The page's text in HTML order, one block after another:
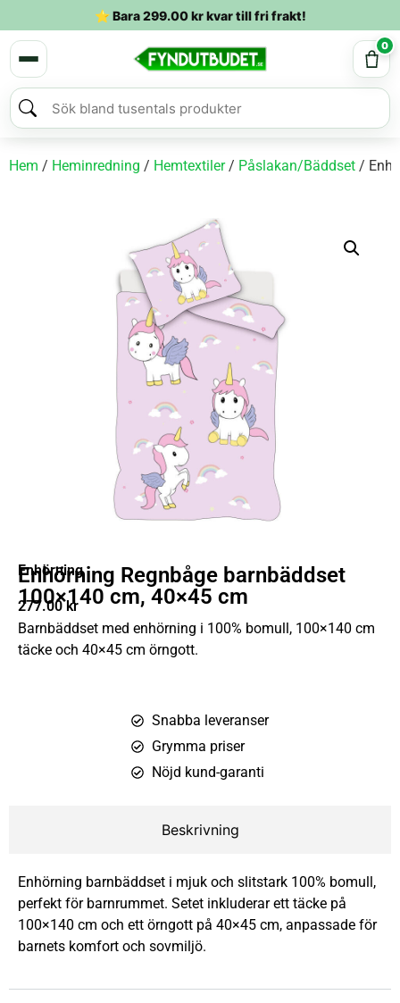
⭐ Bara299.00krkvar till fri frakt!
0
Hem / Heminredning / Hemtextiler/ Påslakan/Bäddset /
Enhörning
Enhörning Regnbåge barnbäddset
100×140 cm, 40×45 cm
277.00kr
Barnbäddset med enhörning i 100% bomull, 100×140 cm
täcke och 40×45 cm örngott.
Snabba leveranser
Grymma priser
Nöjd kund-garanti
Beskrivning
Enhörning barnbäddset i mjuk och slitstark 100% bomull,
perfekt för barnrummet. Setet inkluderar ett täcke på
100×140 cm och ett örngott på 40×45 cm, anpassade för
barnets komfort och sovmiljö.